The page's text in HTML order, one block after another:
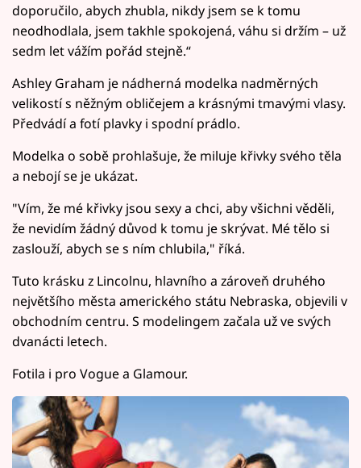
doporučilo, abych zhubla, nikdy jsem se k tomu
neodhodlala, jsem takhle spokojená, váhu si držím – už
sedm let vážím pořád stejně.“
Ashley Graham je nádherná modelka nadměrných
velikostí s něžným obličejem a krásnými tmavými vlasy.
Předvádí a fotí plavky i spodní prádlo.
Modelka o sobě prohlašuje, že miluje křivky svého těla
a nebojí se je ukázat.
"Vím, že mé křivky jsou sexy a chci, aby všichni věděli,
že nevidím žádný důvod k tomu je skrývat. Mé tělo si
zaslouží, abych se s ním chlubila," říká.
Tuto krásku z Lincolnu, hlavního a zároveň druhého
největšího města amerického státu Nebraska, objevili v
obchodním centru. S modelingem začala už ve svých
dvanácti letech.
Fotila i pro Vogue a Glamour.